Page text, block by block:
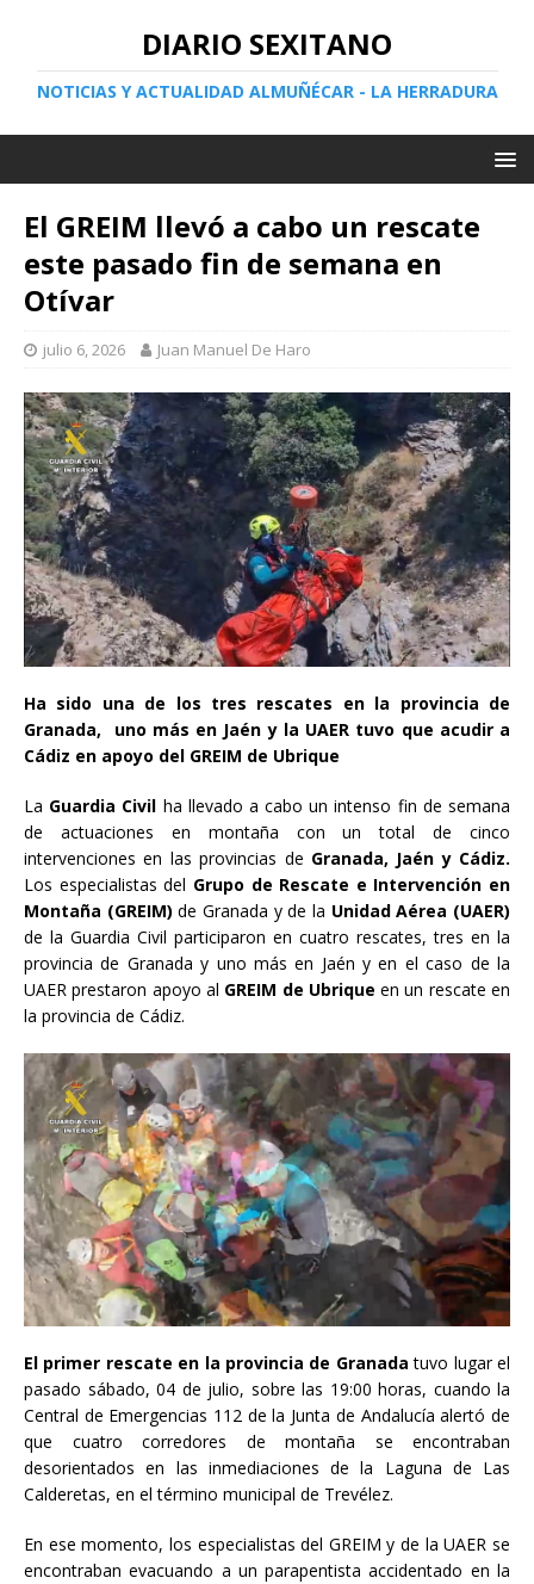
DIARIO SEXITANO
NOTICIAS Y ACTUALIDAD ALMUÑÉCAR - LA HERRADURA
El GREIM llevó a cabo un rescate
este pasado fin de semana en
Otívar
julio 6, 2026 Juan Manuel De Haro
Ha sido una de los tres rescates en la provincia de
Granada, uno más en Jaén y la UAER tuvo que acudir a
Cádiz en apoyo del GREIM de Ubrique
La Guardia Civil ha llevado a cabo un intenso fin de semana
de actuaciones en montaña con un total de cinco
intervenciones en las provincias de Granada, Jaén y Cádiz.
Los especialistas del Grupo de Rescate e Intervención en
Montaña (GREIM) de Granada y de la Unidad Aérea (UAER)
de la Guardia Civil participaron en cuatro rescates, tres en la
provincia de Granada y uno más en Jaén y en el caso de la
UAER prestaron apoyo al GREIM de Ubrique en un rescate en
la provincia de Cádiz.
El primer rescate en la provincia de Granada tuvo lugar el
pasado sábado, 04 de julio, sobre las 19:00 horas, cuando la
Central de Emergencias 112 de la Junta de Andalucía alertó de
que cuatro corredores de montaña se encontraban
desorientados en las inmediaciones de la Laguna de Las
Calderetas, en el término municipal de Trevélez.
En ese momento, los especialistas del GREIM y de la UAER se
encontraban evacuando a un parapentista accidentado en la